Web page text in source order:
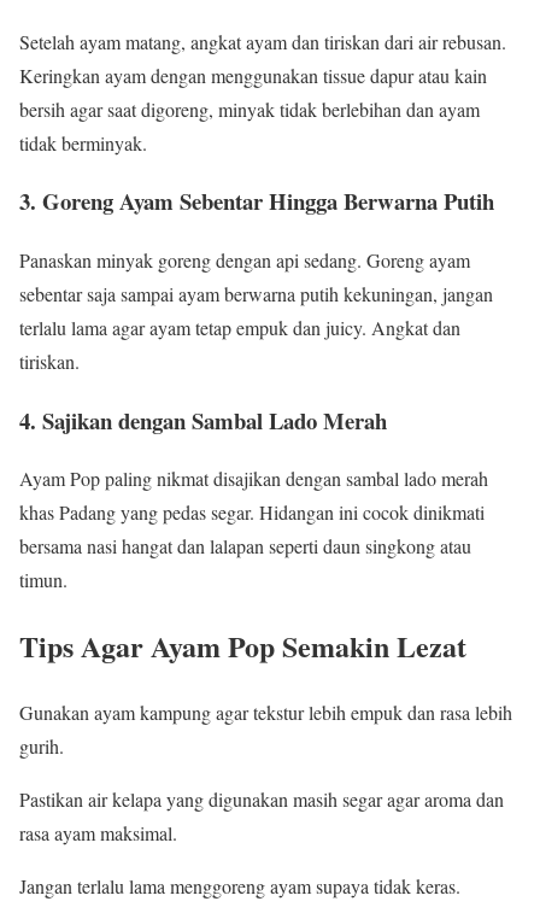
Setelah ayam matang, angkat ayam dan tiriskan dari air rebusan.
Keringkan ayam dengan menggunakan tissue dapur atau kain
bersih agar saat digoreng, minyak tidak berlebihan dan ayam
tidak berminyak.
3. Goreng Ayam Sebentar Hingga Berwarna Putih
Panaskan minyak goreng dengan api sedang. Goreng ayam
sebentar saja sampai ayam berwarna putih kekuningan, jangan
terlalu lama agar ayam tetap empuk dan juicy. Angkat dan
tiriskan.
4. Sajikan dengan Sambal Lado Merah
Ayam Pop paling nikmat disajikan dengan sambal lado merah
khas Padang yang pedas segar. Hidangan ini cocok dinikmati
bersama nasi hangat dan lalapan seperti daun singkong atau
timun.
Tips Agar Ayam Pop Semakin Lezat
Gunakan ayam kampung agar tekstur lebih empuk dan rasa lebih
gurih.
Pastikan air kelapa yang digunakan masih segar agar aroma dan
rasa ayam maksimal.
Jangan terlalu lama menggoreng ayam supaya tidak keras.